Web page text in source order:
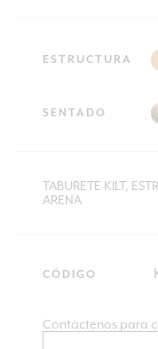
ESTRUCTURA
SENTADO
TABURETE KILT,
ARENA
CÓDIGO
Contáctenos para